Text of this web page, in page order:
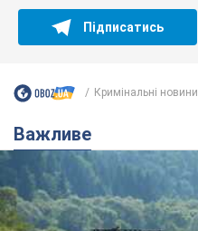
Підписатись
Кримінальні новини
Важливе